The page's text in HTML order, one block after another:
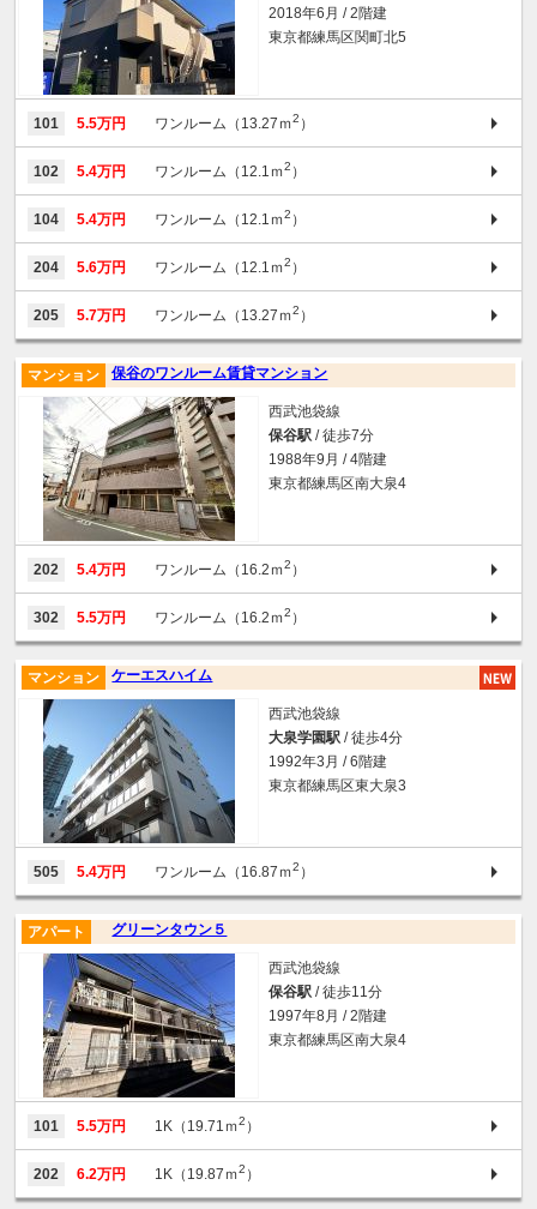
2018年6月 / 2階建
東京都練馬区関町北5
101 5.5万円 ワンルーム（13.27ｍ2 ）
102 5.4万円 ワンルーム（12.1ｍ2 ）
104 5.4万円 ワンルーム（12.1ｍ2 ）
204 5.6万円 ワンルーム（12.1ｍ2 ）
205 5.7万円 ワンルーム（13.27ｍ2 ）
保谷のワンルーム賃貸マンション
マンション
西武池袋線
保谷駅 / 徒歩7分
1988年9月 / 4階建
東京都練馬区南大泉4
202 5.4万円 ワンルーム（16.2ｍ2 ）
302 5.5万円 ワンルーム（16.2ｍ2 ）
ケーエスハイム
マンション
西武池袋線
大泉学園駅 / 徒歩4分
1992年3月 / 6階建
東京都練馬区東大泉3
505 5.4万円 ワンルーム（16.87ｍ2 ）
グリーンタウン５
アパート
西武池袋線
保谷駅 / 徒歩11分
1997年8月 / 2階建
東京都練馬区南大泉4
101 5.5万円 1K（19.71ｍ2 ）
202 6.2万円 1K（19.87ｍ2 ）